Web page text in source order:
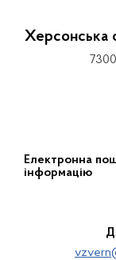
Херсонська
Електронна
інформацію